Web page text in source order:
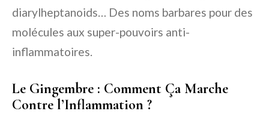
diarylheptanoids… Des noms barbares pour des
molécules aux super-pouvoirs anti-
inflammatoires.
Le Gingembre : Comment Ça Marche
Contre l’Inflammation ?